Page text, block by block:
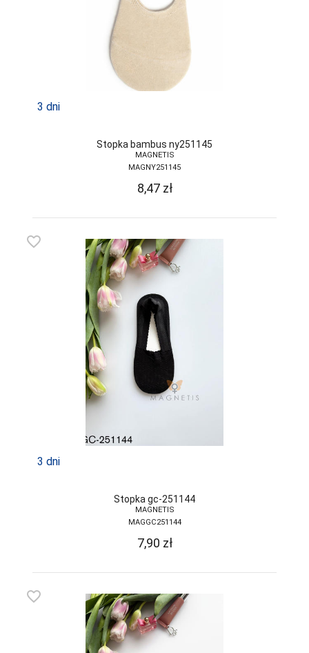
3 dni
Stopka bambus ny251145
MAGNETIS
MAGNY251145
8,47 zł
favorite_border
3 dni
Stopka gc-251144
MAGNETIS
MAGGC251144
7,90 zł
favorite_border